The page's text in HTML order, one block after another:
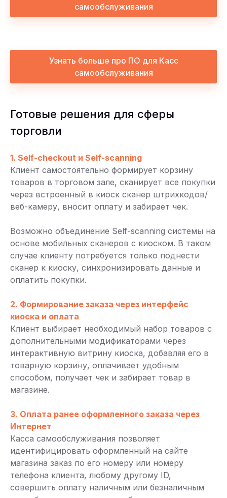
самообслуживания
Узнать больше про ПО для Касс
самообслуживания
Готовые решения для сферы
торговли
1. Self-checkout и Self-scanning
Клиент самостоятельно формирует корзину
товаров в торговом зале, сканирует все покупки
через встроенный в киоск сканер штрихкодов/
веб-камеру, вносит оплату и забирает чек.
Возможно объединение Self-scanning системы на
основе мобильных сканеров с киоском. В таком
случае клиенту потребуется только поднести
сканер к киоску, синхронизировать данные и
оплатить покупки.
2. Формирование заказа через интерфейс
киоска и оплата
Клиент выбирает необходимый набор товаров с
дополнительными модификаторами через
интерактивную витрину киоска, добавляя его в
товарную корзину, оплачивает удобным
способом, получает чек и забирает товар в
магазине.
3. Оплата ранее оформленного заказа через
Интернет
Касса самообслуживания позволяет
идентифицировать оформленный на сайте
магазина заказ по его номеру или номеру
телефона клиента, любому другому ID,
совершить оплату наличным или безналичным